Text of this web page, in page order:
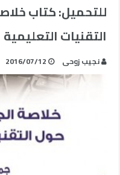
للتحميل: كتاب
التقنيات التعليمية‎
نجيب زوحى 2016/07/12